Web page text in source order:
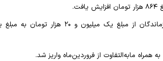
همراه مابه‌التفاوت از فروردین‌ماه واریز شد.